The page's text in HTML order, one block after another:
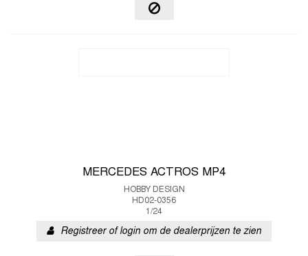
MERCEDES ACTROS MP4
HOBBY DESIGN
HD02-0356
1/24
Registreer of login om de dealerprijzen te zien